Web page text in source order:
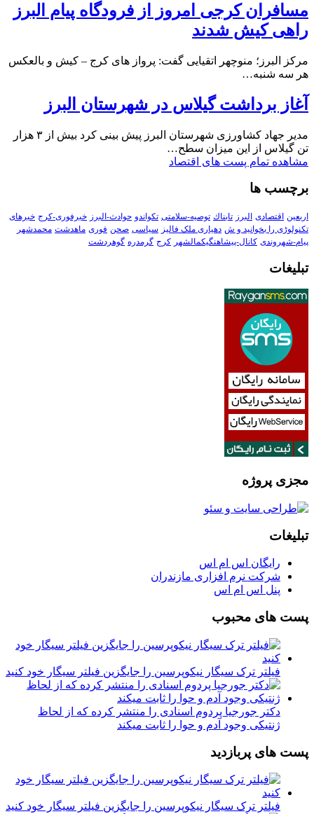
مسافران کرجی امروز از فرودگاه پیام البرز
راهی کیش شدند
مرکز البرز؛ منوچهر اتقیایی گفت: پرواز های کرج – کیش و بالعکس
هر سه شنبه…
آغاز برداشت گیلاس در شهرستان البرز
مدیر جهاد کشاورزی شهرستان البرز پیش بینی کرد بیش از ۳ هزار
تن گیلاس از این میزان سطح…
مشاهده تمام پست های اقتصاد
برچسب ها
اربعین اقتصادی البرز تابناك توصیه-سلامتی تکواندو حوادث-البرز خبرفوری-کرج خبرهای
تکنولوڑی را بخوانید و ش دهیاری ملک فالیز سیاسی صحن فوری ماهدشت محمدشهر
پیام-شهروندی کانال-پیشاهنگیکمالشهر کرج گرمدره گوهردشت
تبلیغات
مجزی پروژه
تبلیغات
رایگان اس ام اس
شرکت نرم افزاری مازندران
پنل اس ام اس
پست های محبوب
فیلتر ترک سیگار نیکوپرسین را جایگزین فیلتر سیگار خود کنید
دکتر جورجیا پردوم اسنادی را منتشر کرده که از لحاظ
ژنتیکی وجود آدم و حوا را ثابت میکند
پست های پربازدید
فیلتر ترک سیگار نیکوپرسین را جایگزین فیلتر سیگار خود کنید